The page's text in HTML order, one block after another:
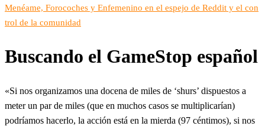
Menéame, Forocoches y Enfemenino en el espejo de Reddit y el con
trol de la comunidad
Buscando el GameStop español
«Si nos organizamos una docena de miles de ‘shurs’ dispuestos a
meter un par de miles (que en muchos casos se multiplicarían)
podríamos hacerlo, la acción está en la mierda (97 céntimos), si nos